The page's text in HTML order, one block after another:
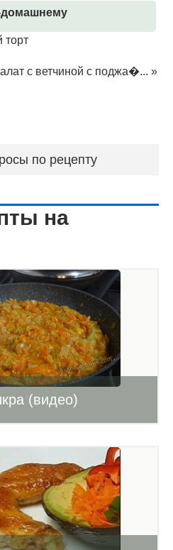
торт
с ветчиной с поджа�... »
по рецепту
на
(видео)